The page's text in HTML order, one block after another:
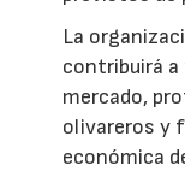
La
contribuirá a
mercado,
olivareros y
económica